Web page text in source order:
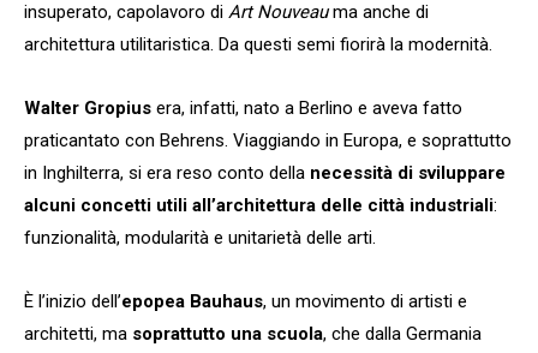
insuperato, capolavoro di Art Nouveauma anche di
architettura utilitaristica. Da questi semi fiorirà la modernità.
Walter Gropius era, infatti, nato a Berlino e aveva fatto
praticantato con Behrens. Viaggiando in Europa, e soprattutto
in Inghilterra, si era reso conto della necessità di sviluppare
alcuni concetti utili all’architettura delle città industriali:
funzionalità, modularità e unitarietà delle arti.
È l’inizio dell’epopea Bauhaus, un movimento di artisti e
architetti, ma soprattutto una scuola, che dalla Germania